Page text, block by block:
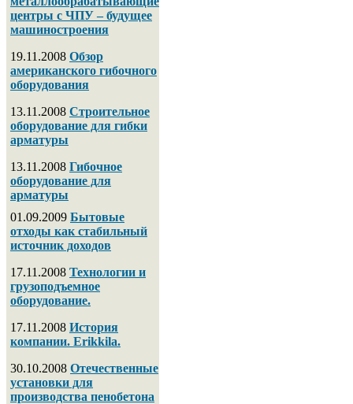
центры с ЧПУ – будущее
машиностроения
19.11.2008 Обзор
американского гибочного
оборудования
13.11.2008 Строительное
оборудование для гибки
арматуры
13.11.2008 Гибочное
оборудование для
арматуры
01.09.2009 Бытовые
отходы как стабильный
источник доходов
17.11.2008 Технологии и
грузоподъемное
оборудование.
17.11.2008 История
компании. Erikkila.
30.10.2008 Отечественные
установки для
производства пенобетона